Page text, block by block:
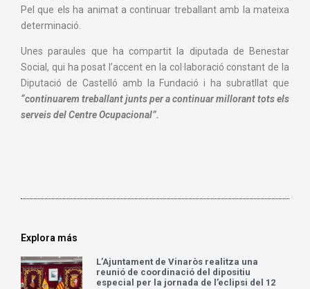
Pel que els ha animat a continuar treballant amb la mateixa
determinació.
Unes paraules que ha compartit la diputada de Benestar
Social, qui ha posat l’accent en la col·laboració constant de la
Diputació de Castelló amb la Fundació i ha subratllat que
“continuarem treballant junts per a continuar millorant tots els
serveis del Centre Ocupacional”.
Explora más
L’Ajuntament de Vinaròs realitza una
reunió de coordinació del dipositiu
especial per la jornada de l’eclipsi del 12